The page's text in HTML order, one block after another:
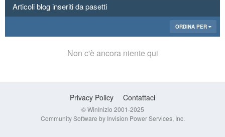
Articoli blog inseriti da pasetti
ORDINA PER
Non c'è ancora niente qui
Privacy Policy Contattaci
© WinInizio 2001-2025
Community Software by Invision Power Services, Inc.